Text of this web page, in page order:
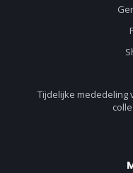
Tijdelijke mededeling